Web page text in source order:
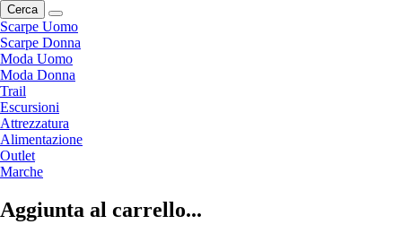
Cerca
Scarpe Uomo
Scarpe Donna
Moda Uomo
Moda Donna
Trail
Escursioni
Attrezzatura
Alimentazione
Outlet
Marche
Aggiunta al carrello...